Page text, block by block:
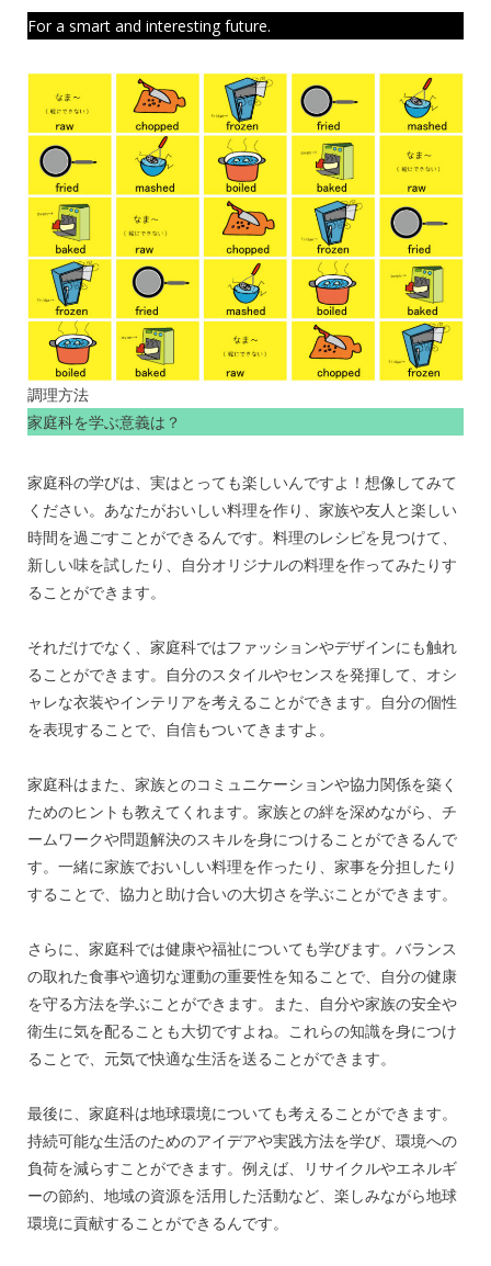
For a smart and interesting future.
調理方法
家庭科を学ぶ意義は？
家庭科の学びは、実はとっても楽しいんですよ！想像してみて
ください。あなたがおいしい料理を作り、家族や友人と楽しい
時間を過ごすことができるんです。料理のレシピを見つけて、
新しい味を試したり、自分オリジナルの料理を作ってみたりす
ることができます。
それだけでなく、家庭科ではファッションやデザインにも触れ
ることができます。自分のスタイルやセンスを発揮して、オシ
ャレな衣装やインテリアを考えることができます。自分の個性
を表現することで、自信もついてきますよ。
家庭科はまた、家族とのコミュニケーションや協力関係を築く
ためのヒントも教えてくれます。家族との絆を深めながら、チ
ームワークや問題解決のスキルを身につけることができるんで
す。一緒に家族でおいしい料理を作ったり、家事を分担したり
することで、協力と助け合いの大切さを学ぶことができます。
さらに、家庭科では健康や福祉についても学びます。バランス
の取れた食事や適切な運動の重要性を知ることで、自分の健康
を守る方法を学ぶことができます。また、自分や家族の安全や
衛生に気を配ることも大切ですよね。これらの知識を身につけ
ることで、元気で快適な生活を送ることができます。
最後に、家庭科は地球環境についても考えることができます。
持続可能な生活のためのアイデアや実践方法を学び、環境への
負荷を減らすことができます。例えば、リサイクルやエネルギ
ーの節約、地域の資源を活用した活動など、楽しみながら地球
環境に貢献することができるんです。